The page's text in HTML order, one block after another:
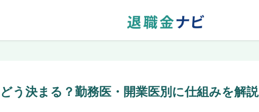
う決まる？勤務医・開業医別に仕組みを解説